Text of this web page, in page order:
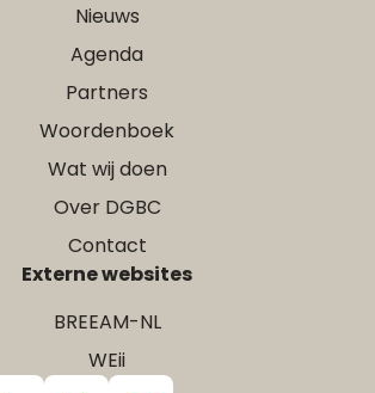
Nieuws
Agenda
Partners
Woordenboek
Wat wij doen
Over DGBC
Contact
Externe websites
BREEAM-NL
WEii